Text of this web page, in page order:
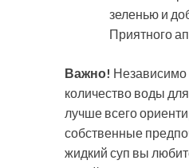
зеленью и
Приятного
Важно! Независимо
количество воды
лучше всего
собственные
жидкий суп вы